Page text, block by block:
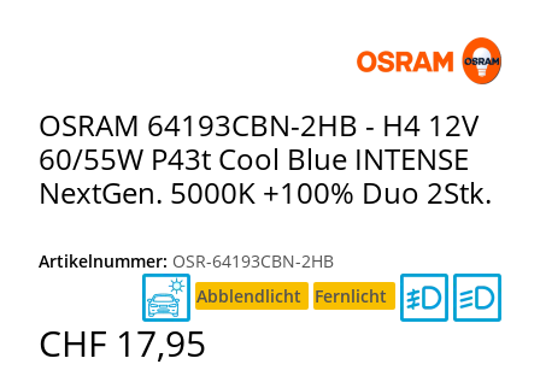
OSRAM 64193CBN-2HB - H4 12V
60/55W P43t Cool Blue INTENSE
NextGen. 5000K +100% Duo 2Stk.
Artikelnummer: OSR-64193CBN-2HB
Abblendlicht
Fernlicht
CHF 17,95